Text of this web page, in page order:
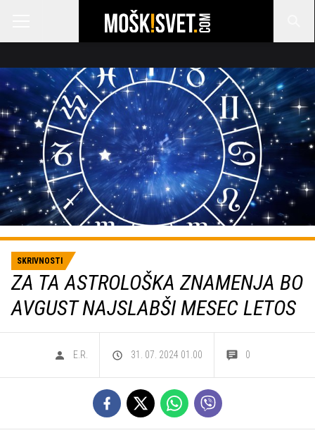
SKRIVNOSTI
ZA TA ASTROLOŠKA ZNAMENJA BO
AVGUST NAJSLABŠI MESEC LETOS
E.R. 31. 07. 2024 01.00 0